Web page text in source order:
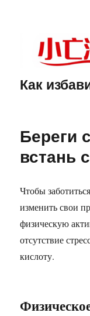
Как
Береги
встань
Чтобы
изменить свои
физическую
отсутствие
кислоту.